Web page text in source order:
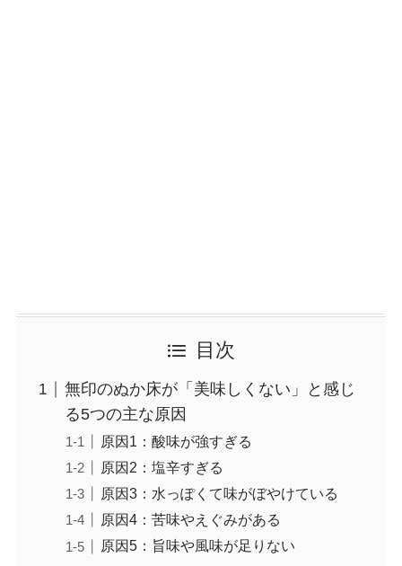
目次
無印のぬか床が「美味しくない」と感じ
る5つの主な原因
原因1：酸味が強すぎる
原因2：塩辛すぎる
原因3：水っぽくて味がぼやけている
原因4：苦味やえぐみがある
原因5：旨味や風味が足りない